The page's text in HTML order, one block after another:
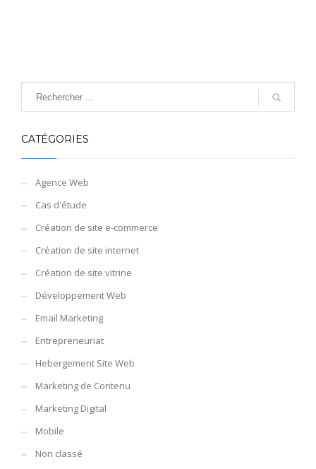
CATÉGORIES
Agence Web
Cas d'étude
Création de site e-commerce
Création de site internet
Création de site vitrine
Développement Web
Email Marketing
Entrepreneuriat
Hebergement Site Web
Marketing de Contenu
Marketing Digital
Mobile
Non classé